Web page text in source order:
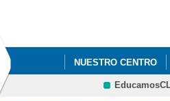
NUESTRO CENTRO
CONVOCATORIA